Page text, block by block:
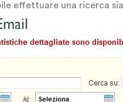
effettuare una ricerca